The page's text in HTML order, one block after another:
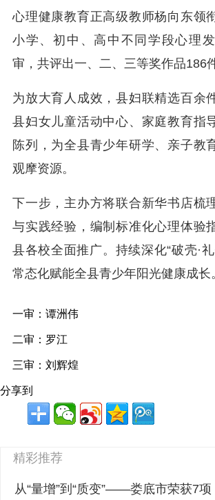
心理健康教育正高级教师杨向东领
小学、初中、高中不同学段心理
审，共评出一、二、三等奖作品186
为放大育人成效，县妇联精选百余
县妇女儿童活动中心、家庭教育指
陈列，为全县青少年研学、亲子教
观摩资源。
下一步，主办方将联合新华书店梳
与实践经验，编制标准化心理体验
县各校全面推广。持续深化“破壳·礼
常态化赋能全县青少年阳光健康成长
一审：谭洲伟
二审：罗江
三审：刘辉煌
分享到
精彩推荐
从“量增”到“质变”——娄底市荣获7项